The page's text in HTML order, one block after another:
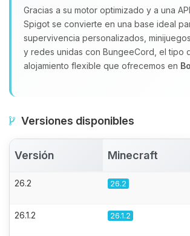
Gracias a su motor optimizado y a una
Spigot se convierte en una base ideal
supervivencia personalizados,
y redes unidas con BungeeCord, el tipo
alojamiento flexible que ofrecemos en
Versiones disponibles
Versión Minecraft
26.2 26.2
26.1.2 26.1.2